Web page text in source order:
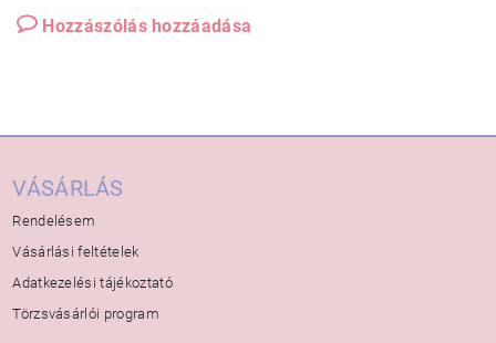
Hozzászólás hozzáadása
VÁSÁRLÁS
Rendelésem
Vásárlási feltételek
Adatkezelési tájékoztató
Törzsvásárlói program